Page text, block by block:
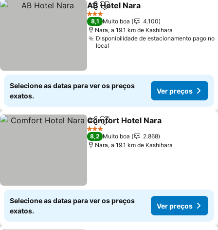
PartilharAdicionar aos favoritos
AB Hotel Nara
3 Estrelas
8,1 Muito boa
4.100
Nara, a 19.1 km de Kashihara
Disponibilidade de estacionamento pago no
local
Selecione as datas para ver os preços
exatos.
Ver preços
PartilharAdicionar aos favoritos
Comfort Hotel Nara
3 Estrelas
8,2 Muito boa
2.868
Nara, a 19.1 km de Kashihara
Selecione as datas para ver os preços
exatos.
Ver preços